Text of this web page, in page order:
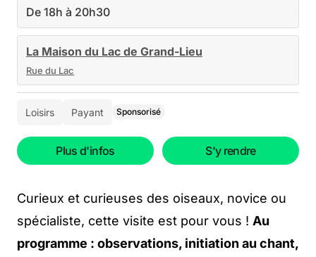
De 18h à 20h30
La Maison du Lac de Grand-Lieu
Rue du Lac
Loisirs Payant Sponsorisé
Plus d'infos S'y rendre
Curieux et curieuses des oiseaux, novice ou
spécialiste, cette visite est pour vous ! Au
programme : observations, initiation au chant,